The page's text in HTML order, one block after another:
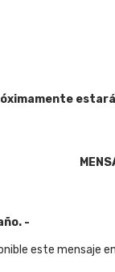
-
este mensaje